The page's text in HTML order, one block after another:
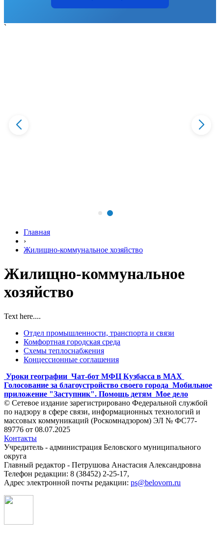
`
Главная
›
Жилищно-коммунальное хозяйство
Жилищно-коммунальное
хозяйство
Text here....
Отдел промышленности, транспорта и связи
Комфортная городская среда
Схемы теплоснабжения
Концессионные соглашения
Уроки географии Чат-бот МФЦ Кузбасса в MAX
Голосование за благоустройство своего города Мобильное
приложение "Заступник". Помощь детям Мое дело
© Сетевое издание зарегистрировано Федеральной службой
по надзору в сфере связи, информационных технологий и
массовых коммуникаций (Роскомнадзором) ЭЛ № ФС77-
89776 от 08.07.2025
Контакты
Учредитель - администрация Беловского муниципального
округа
Главный редактор - Петрушова Анастасия Александровна
Телефон редакции: 8 (38452) 2-25-17,
Адрес электронной почты редакции: ps@belovorn.ru